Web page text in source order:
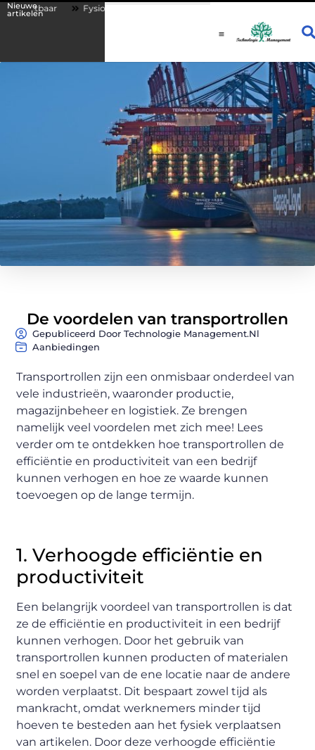
Nieuwe
artikelen Fysio Drachten: persoonlijke begeleiding bij lichamelijke
De voordelen van transportrollen
Gepubliceerd Door Technologie Management.nl
Aanbiedingen
Transportrollen zijn een onmisbaar onderdeel van
vele industrieën, waaronder productie,
magazijnbeheer en logistiek. Ze brengen
namelijk veel voordelen met zich mee! Lees
verder om te ontdekken hoe transportrollen de
efficiëntie en productiviteit van een bedrijf
kunnen verhogen en hoe ze waarde kunnen
toevoegen op de lange termijn.
1. Verhoogde efficiëntie en
productiviteit
Een belangrijk voordeel van transportrollen is dat
ze de efficiëntie en productiviteit in een bedrijf
kunnen verhogen. Door het gebruik van
transportrollen kunnen producten of materialen
snel en soepel van de ene locatie naar de andere
worden verplaatst. Dit bespaart zowel tijd als
mankracht, omdat werknemers minder tijd
hoeven te besteden aan het fysiek verplaatsen
van artikelen. Door deze verhoogde efficiëntie